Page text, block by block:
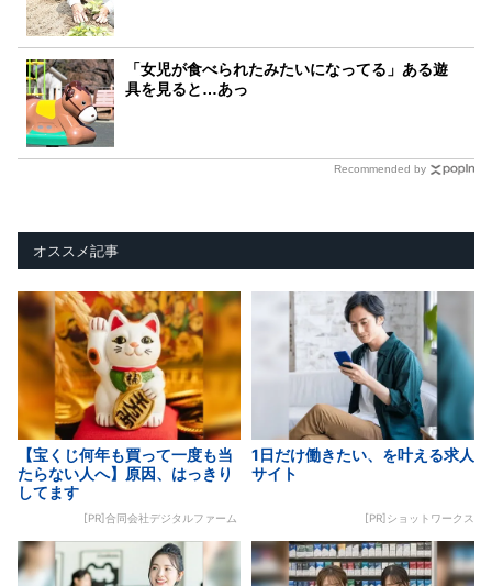
「女児が食べられたみたいになってる」ある遊
具を見ると…あっ
Recommended by
オススメ記事
【宝くじ何年も買って一度も当
たらない人へ】原因、はっきり
してます
[PR]合同会社デジタルファーム
1日だけ働きたい、を叶える求人
サイト
[PR]ショットワークス